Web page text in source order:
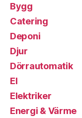
Bygg
Catering
Deponi
Djur
Dörrautomatik
El
Elektriker
Energi & Värme